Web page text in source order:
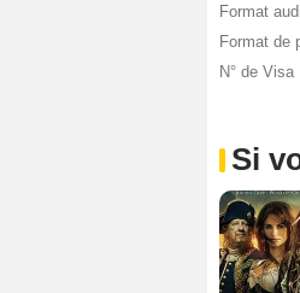
Format
Format de
N° de Visa
Si